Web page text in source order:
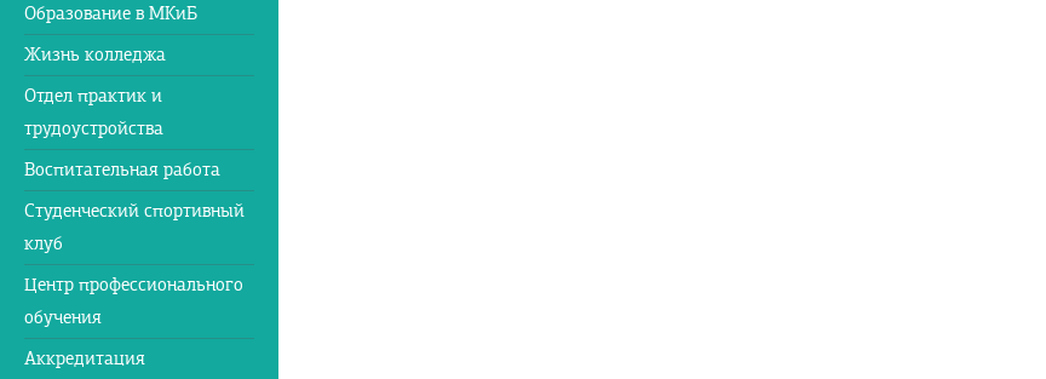
Образование в МКиБ
Жизнь колледжа
Отдел практик и
трудоустройства
Воспитательная работа
Студенческий спортивный
клуб
Центр профессионального
обучения
Аккредитация